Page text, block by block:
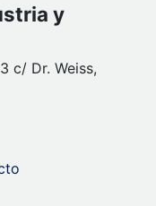
y
c/ Dr. Weiss,